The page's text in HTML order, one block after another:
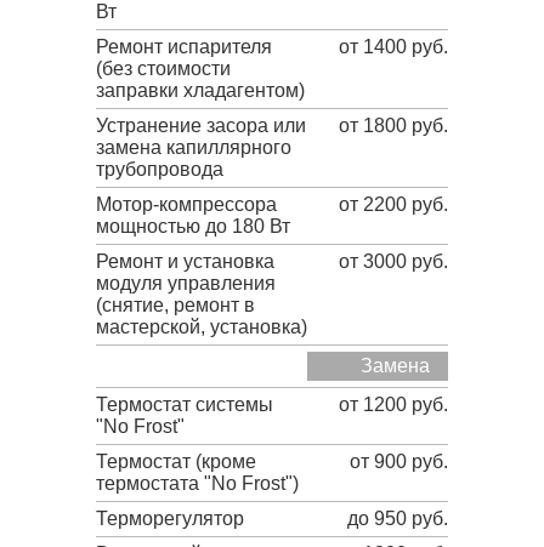
Вт
Ремонт испарителя
(без стоимости
заправки хладагентом)
от 1400 руб.
Устранение засора или
замена капиллярного
трубопровода
от 1800 руб.
Мотор-компрессора
мощностью до 180 Вт
от 2200 руб.
Ремонт и установка
модуля управления
(снятие, ремонт в
мастерской, установка)
от 3000 руб.
Замена
Термостат системы
"No Frost"
от 1200 руб.
Термостат (кроме
термостата "No Frost")
от 900 руб.
Терморегулятор
до 950 руб.